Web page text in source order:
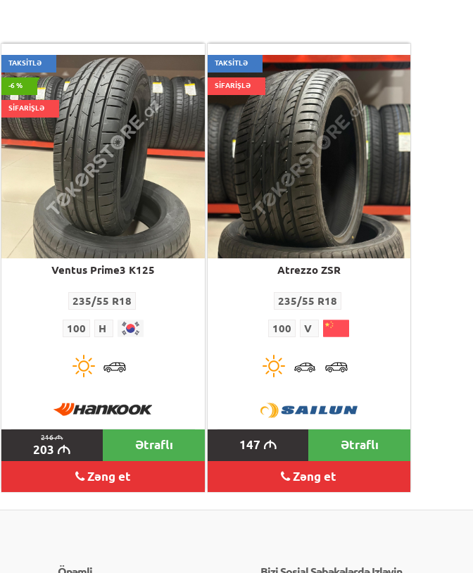
TAKSİTLƏ
-6 %
SİFARİŞLƏ
Ventus Prime3 K125
235/55 R18
100 H
216M
203 M Ətraflı
Zəng et
TAKSİTLƏ
SİFARİŞLƏ
Atrezzo ZSR
235/55 R18
100 V
147 M Ətraflı
Zəng et